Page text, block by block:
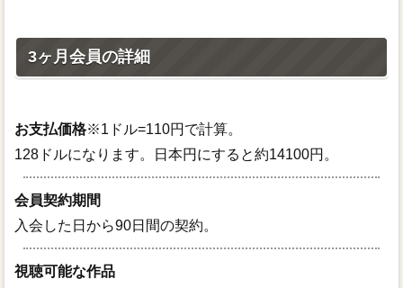
3ヶ月会員の詳細
お支払価格※1ドル=110円で計算。
128ドルになります。日本円にすると約14100円。
会員契約期間
入会した日から90日間の契約。
視聴可能な作品